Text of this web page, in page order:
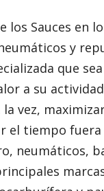
los Sauces en
y
que
a su
vez,
el tiempo
neumáticos,